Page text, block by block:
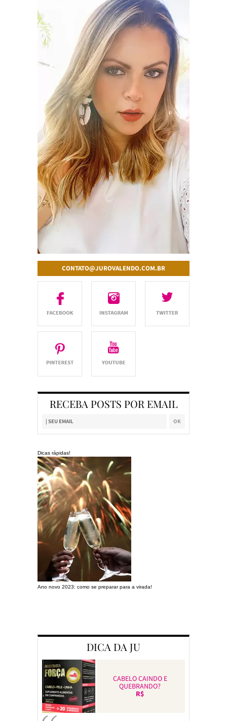
CONTATO@JUROVALENDO.COM.BR
RECEBA POSTS POR EMAIL
Dicas rápidas!
Ano novo 2023: como se preparar para a virada!
DICA DA JU
CABELO CAINDO E
QUEBRANDO?
R$